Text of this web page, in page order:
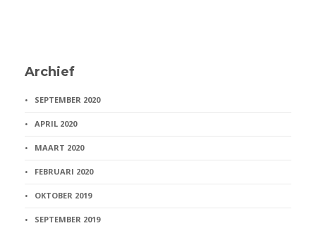
Archief
SEPTEMBER 2020
APRIL 2020
MAART 2020
FEBRUARI 2020
OKTOBER 2019
SEPTEMBER 2019